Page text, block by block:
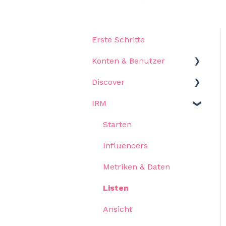
Erste Schritte
Konten & Benutzer
Einstellungen
Discover
Starten
Filter
Ergebnisse
Anwenderfälle
KI Assistent
IRM
Starten
Influencers
Metriken & Daten
Listen
Ansicht